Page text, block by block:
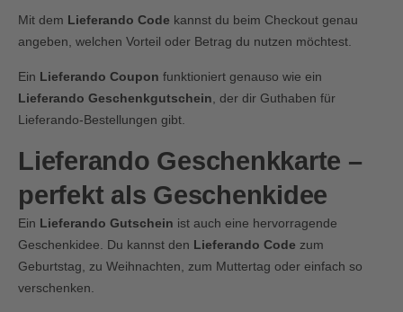
Mit dem Lieferando Code kannst du beim Checkout genau
angeben, welchen Vorteil oder Betrag du nutzen möchtest.
Ein Lieferando Coupon funktioniert genauso wie ein
Lieferando Geschenkgutschein , der dir Guthaben für
Lieferando-Bestellungen gibt.
Lieferando Geschenkkarte –
perfekt als Geschenkidee
Ein Lieferando Gutschein ist auch eine hervorragende
Geschenkidee. Du kannst den Lieferando Code zum
Geburtstag, zu Weihnachten, zum Muttertag oder einfach so
verschenken.